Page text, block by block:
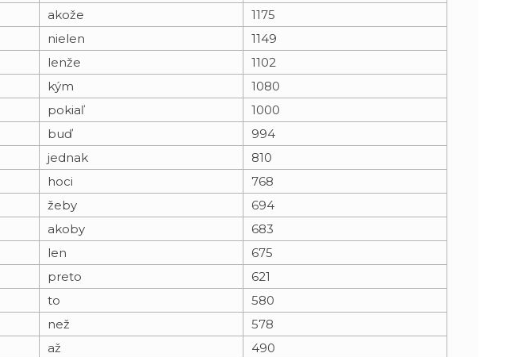
akože
1175
nielen
1149
lenže
1102
kým
1080
pokiaľ
1000
buď
994
jednak
810
hoci
768
žeby
694
akoby
683
len
675
preto
621
to
580
než
578
až
490